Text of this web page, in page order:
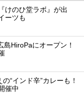
けのひ堂ラボ』が出
ーツも
HiroPaにオープン！
“インド辛”カレーも！
催中